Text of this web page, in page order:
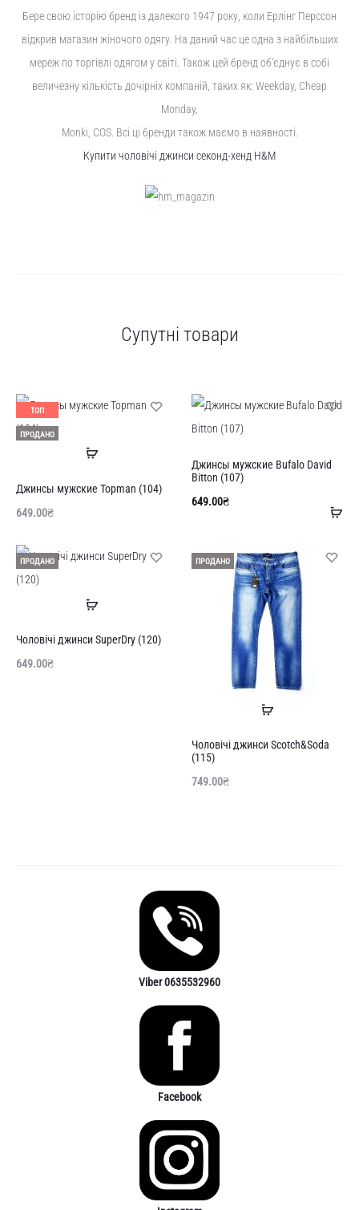
Бере свою історію бренд із далекого 1947 року, коли Ерлінг Перссон
відкрив магазин жіночого одягу. На даний час це одна з найбільших
мереж по торгівлі одягом у світі. Також цей бренд об’єднує в собі
величезну кількість дочірніх компаній, таких як: Weekday, Cheap
Monday,
Monki, COS. Всі ці бренди також маємо в наявності.
Купити чоловічі джинси секонд-хенд H&M
Супутні товари
ТОП
ПРОДАНО
Читати
Джинсы мужские Topman (104)
649.00₴
Джинсы мужские Bufalo David
Bitton (107)
649.00₴
ПРОДАНО
Читати
Чоловічі джинси SuperDry (120)
649.00₴
ПРОДАНО
Читати
Чоловічі джинси Scotch&Soda
(115)
749.00₴
Viber 0635532960
Facebook